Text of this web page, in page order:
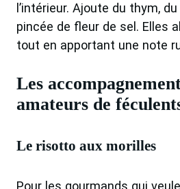
l’intérieur. Ajoute du thym,
pincée de fleur de sel. Elles
tout en apportant une note
Les
amateurs de
Le risotto aux morilles
Pour les gourmands qui